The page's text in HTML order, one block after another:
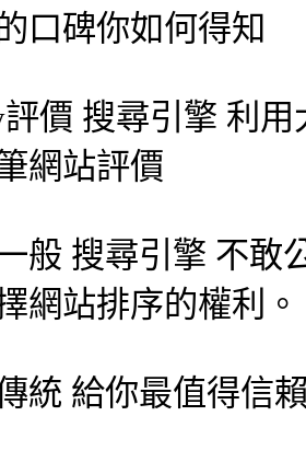
口碑你如何得知
價 搜尋引擎 利用
網站評價
般 搜尋引擎 不敢
網站排序的權利。
統 給你最值得信